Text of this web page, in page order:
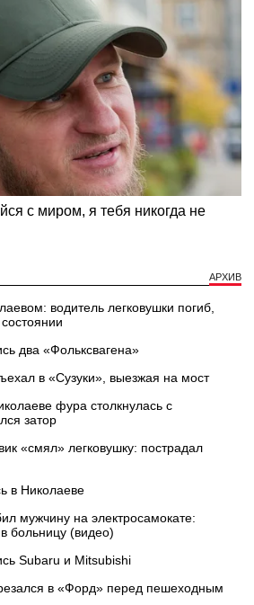
АРХИВ
водитель легковушки погиб,
два «Фольксвагена»
в «Сузуки», выезжая на мост
фура столкнулась с
затор
«смял» легковушку: пострадал
в Николаеве
мужчину на электросамокате:
больницу (видео)
Subaru и Mitsubishi
в «Форд» перед пешеходным